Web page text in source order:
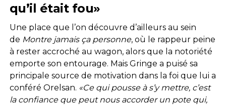
qu’il était fou»
Une place que l’on découvre d’ailleurs au sein
de Montre jamais ça personne, où le rappeur peine
à rester accroché au wagon, alors que la notoriété
emporte son entourage. Mais Gringe a puisé sa
principale source de motivation dans la foi que lui a
conféré Orelsan. «Ce qui pousse à s’y mettre, c’est
la confiance que peut nous accorder un pote qui,